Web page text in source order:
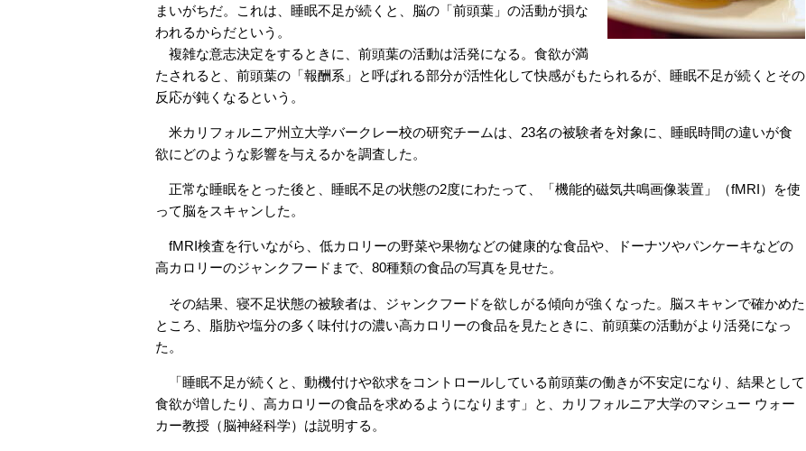
まいがちだ。これは、睡眠不足が続くと、脳の「前頭葉」の活動が損な
われるからだという。
複雑な意志決定をするときに、前頭葉の活動は活発になる。食欲が満
たされると、前頭葉の「報酬系」と呼ばれる部分が活性化して快感がもたられるが、睡眠不足が続くとその
反応が鈍くなるという。
米カリフォルニア州立大学バークレー校の研究チームは、23名の被験者を対象に、睡眠時間の違いが食
欲にどのような影響を与えるかを調査した。
正常な睡眠をとった後と、睡眠不足の状態の2度にわたって、「機能的磁気共鳴画像装置」（fMRI）を使
って脳をスキャンした。
fMRI検査を行いながら、低カロリーの野菜や果物などの健康的な食品や、ドーナツやパンケーキなどの
高カロリーのジャンクフードまで、80種類の食品の写真を見せた。
その結果、寝不足状態の被験者は、ジャンクフードを欲しがる傾向が強くなった。脳スキャンで確かめた
ところ、脂肪や塩分の多く味付けの濃い高カロリーの食品を見たときに、前頭葉の活動がより活発になっ
た。
「睡眠不足が続くと、動機付けや欲求をコントロールしている前頭葉の働きが不安定になり、結果として
食欲が増したり、高カロリーの食品を求めるようになります」と、カリフォルニア大学のマシュー ウォー
カー教授（脳神経科学）は説明する。